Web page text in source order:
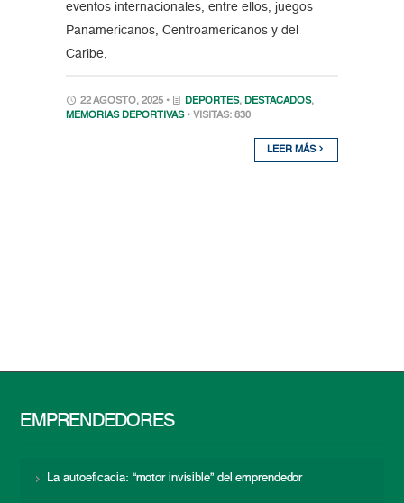
eventos internacionales, entre ellos, juegos
Panamericanos, Centroamericanos y del
Caribe,
22 AGOSTO, 2025 • DEPORTES, DESTACADOS,
MEMORIAS DEPORTIVAS • VISITAS: 830
LEER MÁS
EMPRENDEDORES
La autoeficacia: “motor invisible” del emprendedor